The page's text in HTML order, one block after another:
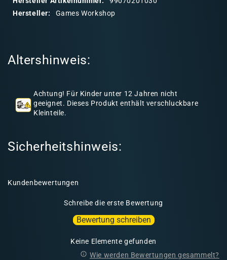
n
Hersteller:
Games Workshop
Altershinweis:
Achtung! Für Kinder unter 12 Jahren nicht
geeignet. Dieses Produkt enthält verschluckbare
Kleinteile.
Sicherheitshinweis:
Kundenbewertungen
Schreibe die erste Bewertung
Bewertung schreiben
Keine Elemente gefunden
Wie werden Bewertungen gesammelt?